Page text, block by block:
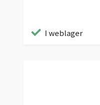
I weblager